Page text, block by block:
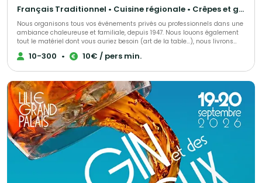
Français Traditionnel • Cuisine régionale • Crêpes et galettes
Nous organisons tous vos événements privés ou professionnels dans une
ambiance chaleureuse et familiale, depuis 1947. Nous louons également
tout le matériel dont vous auriez besoin (art de la table…), nous livrons
directement dans le lieu que vous aurez choisi.
10-300 • 10€ / pers min.